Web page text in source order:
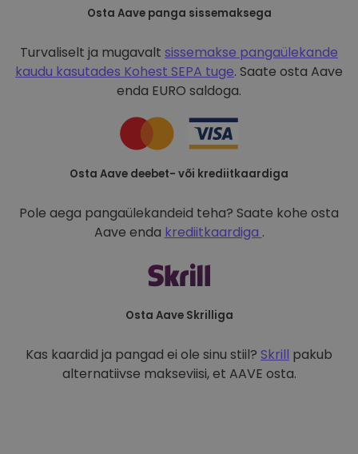
Osta Aave panga sissemaksega
Turvaliselt ja mugavalt sissemakse pangaülekande
kaudu kasutades Kohest SEPA tuge. Saate osta Aave
enda EURO saldoga.
Osta Aave deebet- või krediitkaardiga
Pole aega pangaülekandeid teha? Saate kohe osta
Aave enda krediitkaardiga .
Osta Aave Skrilliga
Kas kaardid ja pangad ei ole sinu stiil? Skrill pakub
alternatiivse makseviisi, et AAVE osta.